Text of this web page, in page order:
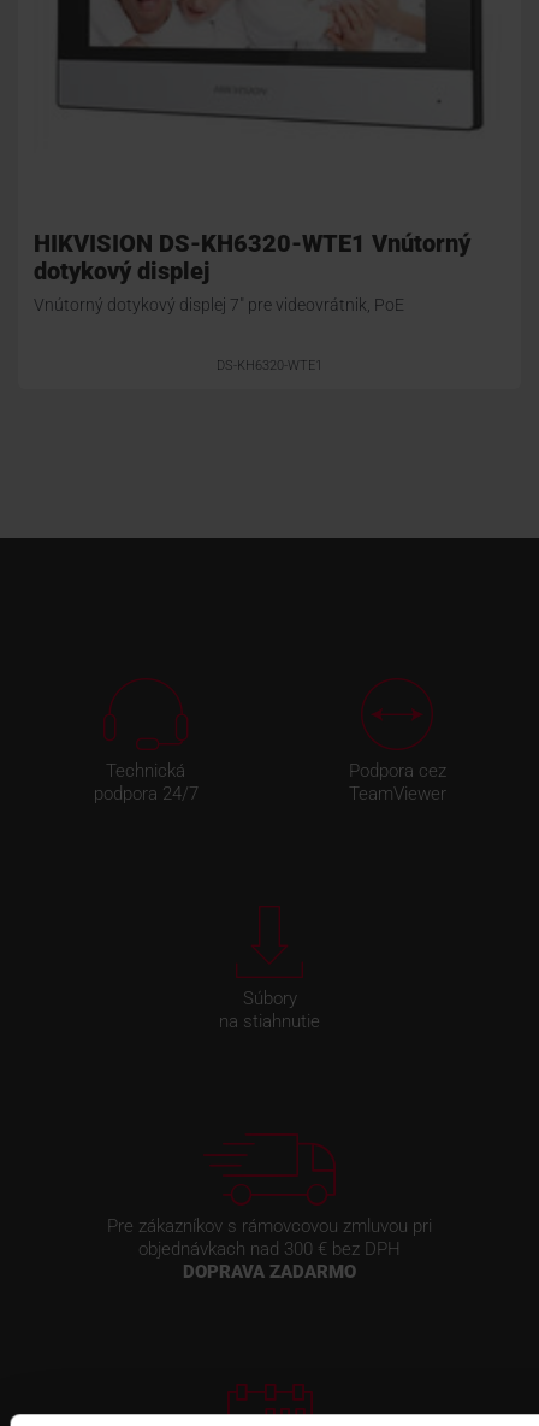
HIKVISION DS-KH6320-WTE1 Vnútorný
dotykový displej
Vnútorný dotykový displej 7" pre videovrátnik, PoE
DS-KH6320-WTE1
Technická
podpora 24/7
Podpora cez
TeamViewer
Súbory
na stiahnutie
Pre zákazníkov s rámovcovou zmluvou pri
objednávkach nad 300 € bez DPH
DOPRAVA ZADARMO